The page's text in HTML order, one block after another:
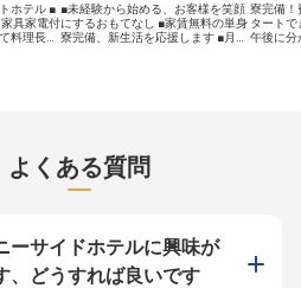
ホテル ■
具家電付
料理長へ
経験がある
歓迎。お客
心の職場
験に応じ
スタッフと
■未経験から始める、お客様を笑顔
にするおもてなし ■家賃無料の単身
寮完備、新生活を応援します ■月給
は格別です。 一つひとつの出会い
を大切にし、お客様にとって忘れら
れない思い出となるような、心温ま
て始められるよう、先輩スタッフが
丁寧にサポートいたします。 ーー
【安心して長く働ける環境と充実の
サポート】 当施設では、スタッフ
寮完備！
タートで
午後に分
よくある質問
ーサイドホテルに興味が
、どうすれば良いです